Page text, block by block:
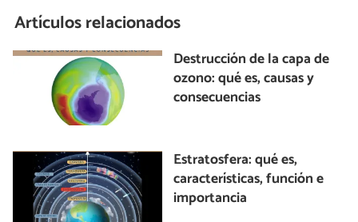
Artículos relacionados
Destrucción de la capa de
ozono: qué es, causas y
consecuencias
Estratosfera: qué es,
características, función e
importancia